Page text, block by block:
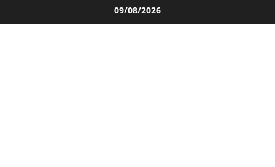
al
09/08/2026